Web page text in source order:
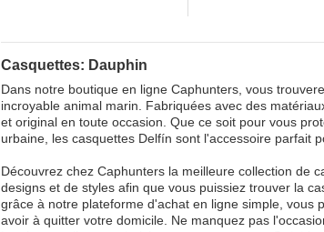
Casquettes: Dauphin
Dans notre boutique en ligne Caphunters, vous
incroyable animal marin. Fabriquées avec des
et original en toute occasion. Que ce soit pour vous
urbaine, les casquettes Delfín sont l'accessoire parfait
Découvrez chez Caphunters la meilleure collection de
designs et de styles afin que vous puissiez trouver la
grâce à notre plateforme d'achat en ligne simple, vous
avoir à quitter votre domicile. Ne manquez pas